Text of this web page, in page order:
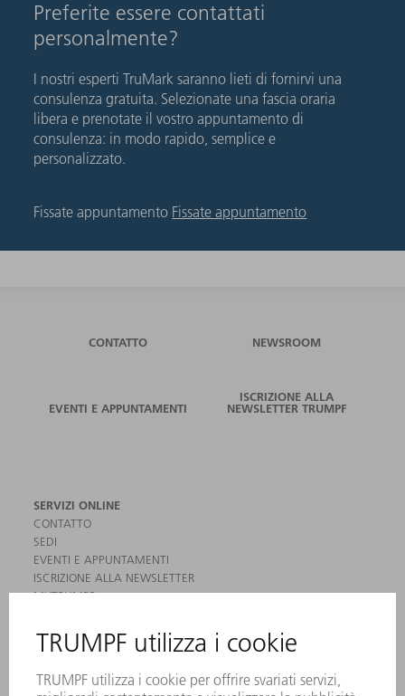
Preferite essere contattati
personalmente?
I nostri esperti TruMark saranno lieti di fornirvi una
consulenza gratuita. Selezionate una fascia oraria
libera e prenotate il vostro appuntamento di
consulenza: in modo rapido, semplice e
personalizzato.
Fissate appuntamento Fissate appuntamento
CONTATTO NEWSROOM
EVENTI E APPUNTAMENTI
ISCRIZIONE ALLA
NEWSLETTER TRUMPF
SERVIZI ONLINE
CONTATTO
SEDI
EVENTI E APPUNTAMENTI
ISCRIZIONE ALLA NEWSLETTER
MYTRUMPF
PRODOTTI
MACCHINE & SISTEMI
ELETTRONICA DI POTENZA